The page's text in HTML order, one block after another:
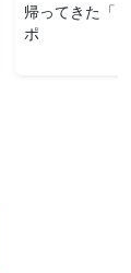
帰ってきた「
ポ